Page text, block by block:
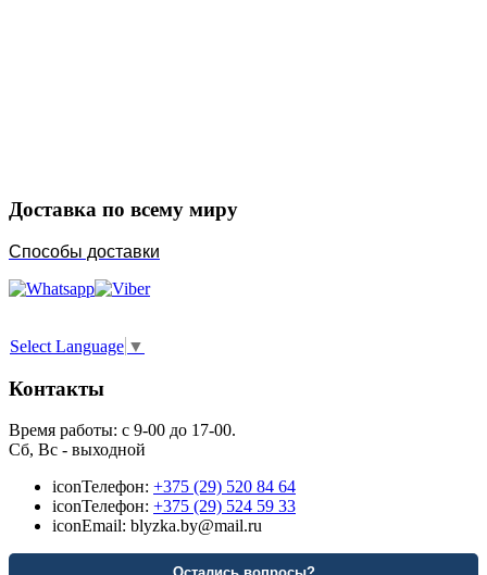
Доставка по всему миру
Способы доставки
Select Language ▼
Контакты
Время работы: с 9-00 до 17-00.
Сб, Вс - выходной
iconТелефон: +375 (29) 520 84 64
iconТелефон: +375 (29) 524 59 33
iconEmail: blyzka.by@mail.ru